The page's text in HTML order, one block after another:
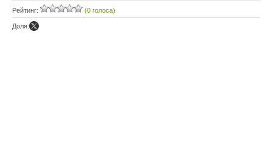
Рейтинг: (0 голоса)
Доля: